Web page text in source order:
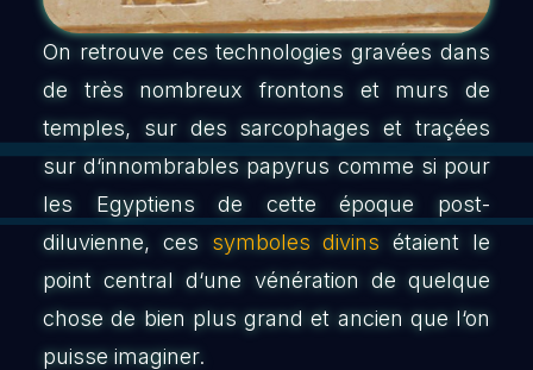
On retrouve ces technologies gravées dans
de très nombreux frontons et murs de
temples, sur des sarcophages et traçées
sur d‘innombrables papyrus comme si pour
les Egyptiens de cette époque post-
diluvienne, ces symboles divins étaient le
point central d‘une vénération de quelque
chose de bien plus grand et ancien que l‘on
puisse imaginer.